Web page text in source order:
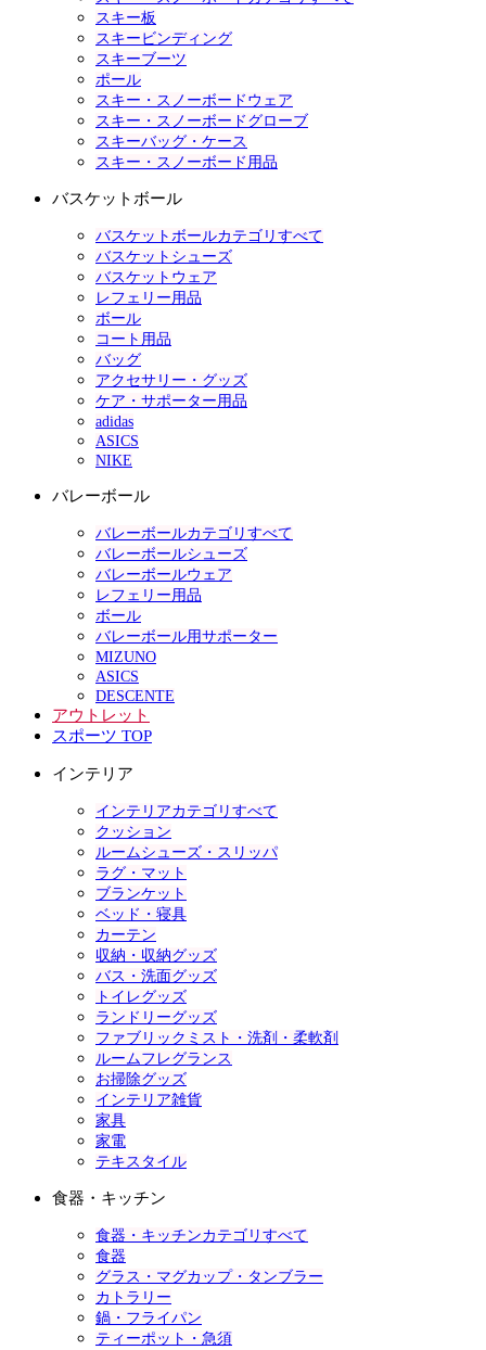
スキー板
スキービンディング
スキーブーツ
ポール
スキー・スノーボードウェア
スキー・スノーボードグローブ
スキーバッグ・ケース
スキー・スノーボード用品
バスケットボール
バスケットボールカテゴリすべて
バスケットシューズ
バスケットウェア
レフェリー用品
ボール
コート用品
バッグ
アクセサリー・グッズ
ケア・サポーター用品
adidas
ASICS
NIKE
バレーボール
バレーボールカテゴリすべて
バレーボールシューズ
バレーボールウェア
レフェリー用品
ボール
バレーボール用サポーター
MIZUNO
ASICS
DESCENTE
アウトレット
スポーツ TOP
インテリア
インテリアカテゴリすべて
クッション
ルームシューズ・スリッパ
ラグ・マット
ブランケット
ベッド・寝具
カーテン
収納・収納グッズ
バス・洗面グッズ
トイレグッズ
ランドリーグッズ
ファブリックミスト・洗剤・柔軟剤
ルームフレグランス
お掃除グッズ
インテリア雑貨
家具
家電
テキスタイル
食器・キッチン
食器・キッチンカテゴリすべて
食器
グラス・マグカップ・タンブラー
カトラリー
鍋・フライパン
ティーポット・急須